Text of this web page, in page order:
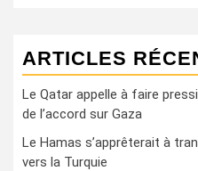
ARTICLES
Le Qatar appelle à faire
de l’accord sur Gaza
Le Hamas s’apprêterait à
vers la Turquie